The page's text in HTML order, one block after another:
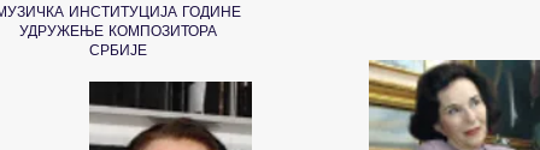
ИНСТИТУЦИЈА ГОДИНЕ
УДРУЖЕЊЕ КОМПОЗИТОРА
СРБИЈЕ